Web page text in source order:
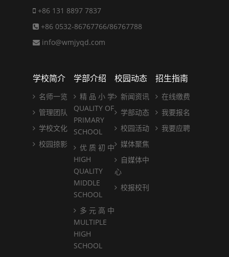
+86 131 8897 7837
+86 0532-86767766/86767788
info@wmjyqd.com
学校简介
名师一览
管理团队
学校文化
校园掠影
学部介绍
精 品 小 学
QUALITY OF
PRIMARY
SCHOOL
优 质 初 中
HIGH
QUALITY
MIDDLE
SCHOOL
多 元 高 中
MULTIPLE
HIGH
SCHOOL
校园动态
新闻资讯
学部动态
校园活动
媒体聚焦
自媒体中
心
校报校刊
招生指南
在线缴费
我要报名
我要应聘